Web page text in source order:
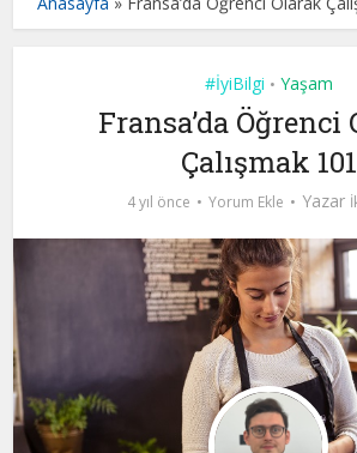
#İyiBilgi • Yaşam
Fransa’da Öğrenci
Çalışmak 101
4 yıl önce Yorum Ekle Yazar